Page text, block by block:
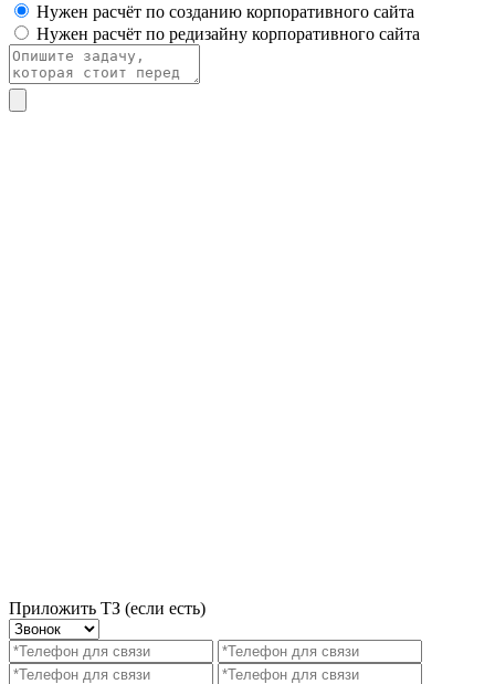
Нужен расчёт по созданию корпоративного сайта
Нужен расчёт по редизайну корпоративного сайта
Приложить ТЗ (если есть)